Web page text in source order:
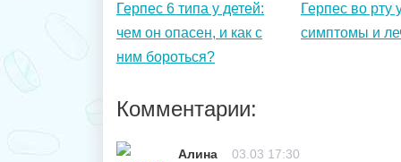
Герпес 6 типа у детей:
чем он опасен, и как с
ним бороться?
Герпес во рту
симптомы и
Комментарии:
Алина 03.03 17:30